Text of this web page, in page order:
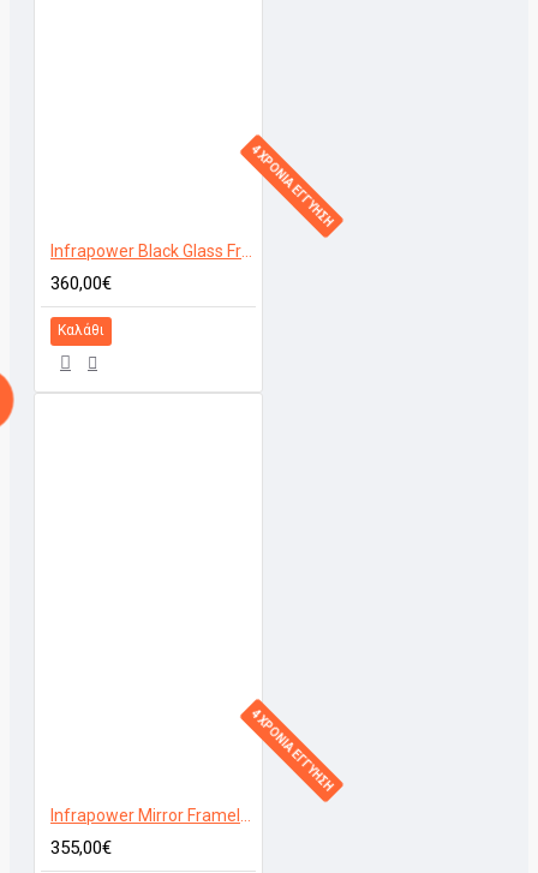
4 ΧΡΟΝΙΑ ΕΓΓΥΗΣΗ
Infrapower Black Glass Frameless 800W
360,00€
Καλάθι
4 ΧΡΟΝΙΑ ΕΓΓΥΗΣΗ
Infrapower Mirror Frameless 600W
355,00€